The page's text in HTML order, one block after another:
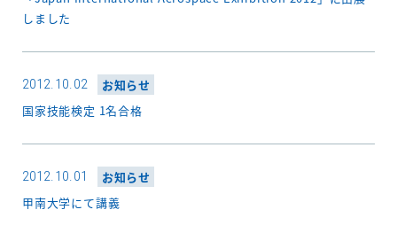
しました
2012.10.02
お知らせ
国家技能検定 1名合格
2012.10.01
お知らせ
甲南大学にて講義